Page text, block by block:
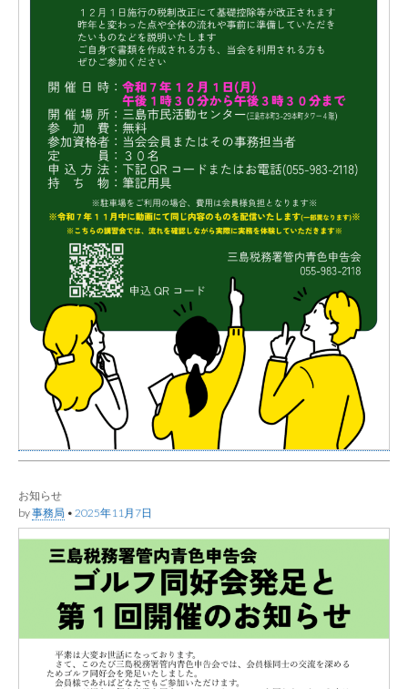
お知らせ
by事務局 • 2025年11月7日